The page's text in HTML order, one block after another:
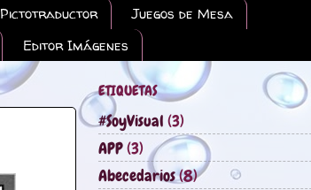
Pictotraductor
Juegos de Mesa
Editor Imágenes
ETIQUETAS
#SoyVisual (3)
APP(3)
Abecedarios(8)